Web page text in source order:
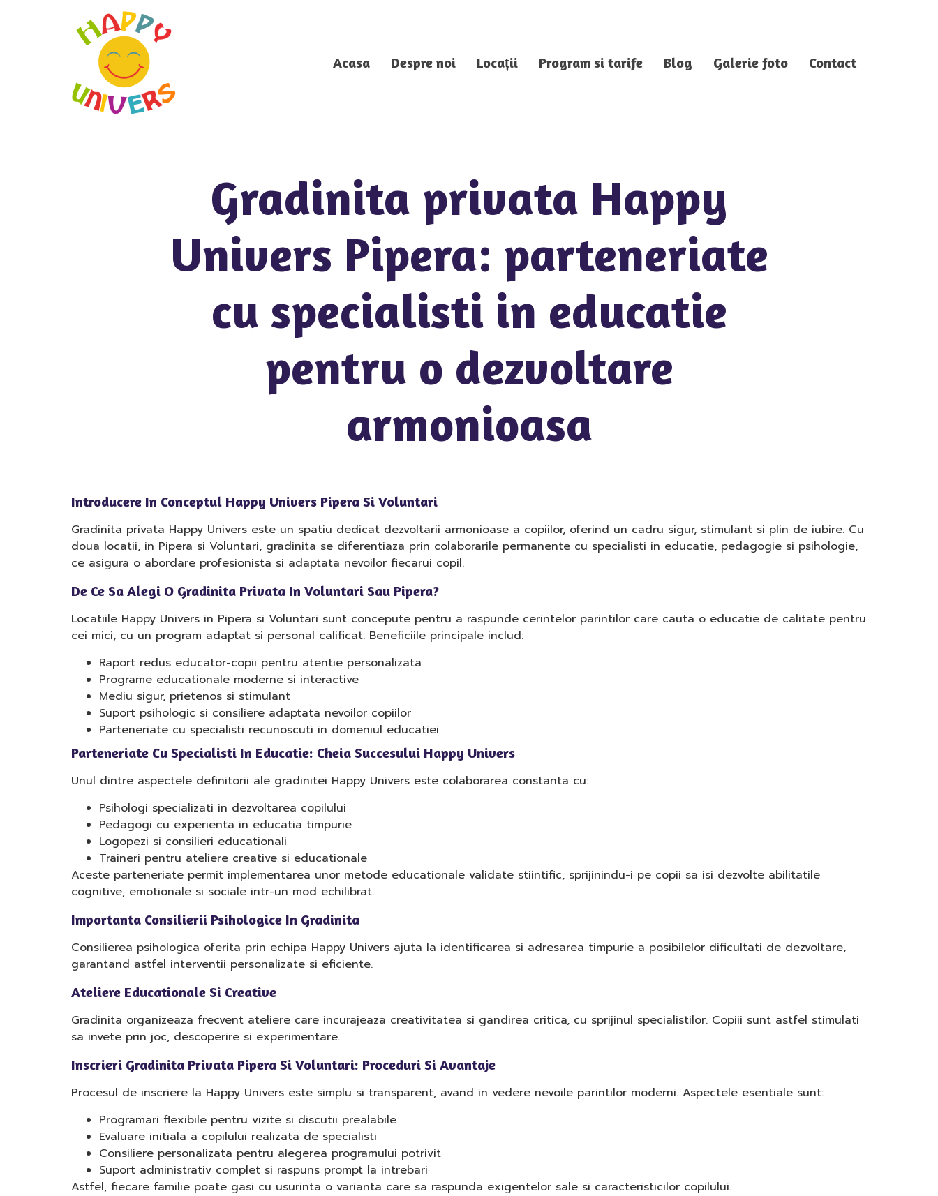
Acasa Despre noi Locații Program si tarife Blog Galerie foto Contact
Gradinita privata Happy
Univers Pipera: parteneriate
cu specialisti in educatie
pentru o dezvoltare
armonioasa
Introducere In Conceptul Happy Univers Pipera Si Voluntari
Gradinita privata Happy Univers este un spatiu dedicat dezvoltarii armonioase a copiilor, oferind un cadru sigur, stimulant si plin de iubire. Cu
doua locatii, in Pipera si Voluntari, gradinita se diferentiaza prin colaborarile permanente cu specialisti in educatie, pedagogie si psihologie,
ce asigura o abordare profesionista si adaptata nevoilor fiecarui copil.
De Ce Sa Alegi O Gradinita Privata In Voluntari Sau Pipera?
Locatiile Happy Univers in Pipera si Voluntari sunt concepute pentru a raspunde cerintelor parintilor care cauta o educatie de calitate pentru
cei mici, cu un program adaptat si personal calificat. Beneficiile principale includ:
Raport redus educator-copii pentru atentie personalizata
Programe educationale moderne si interactive
Mediu sigur, prietenos si stimulant
Suport psihologic si consiliere adaptata nevoilor copiilor
Parteneriate cu specialisti recunoscuti in domeniul educatiei
Parteneriate Cu Specialisti In Educatie: Cheia Succesului Happy Univers
Unul dintre aspectele definitorii ale gradinitei Happy Univers este colaborarea constanta cu:
Psihologi specializati in dezvoltarea copilului
Pedagogi cu experienta in educatia timpurie
Logopezi si consilieri educationali
Traineri pentru ateliere creative si educationale
Aceste parteneriate permit implementarea unor metode educationale validate stiintific, sprijinindu-i pe copii sa isi dezvolte abilitatile
cognitive, emotionale si sociale intr-un mod echilibrat.
Importanta Consilierii Psihologice In Gradinita
Consilierea psihologica oferita prin echipa Happy Univers ajuta la identificarea si adresarea timpurie a posibilelor dificultati de dezvoltare,
garantand astfel interventii personalizate si eficiente.
Ateliere Educationale Si Creative
Gradinita organizeaza frecvent ateliere care incurajeaza creativitatea si gandirea critica, cu sprijinul specialistilor. Copiii sunt astfel stimulati
sa invete prin joc, descoperire si experimentare.
Inscrieri Gradinita Privata Pipera Si Voluntari: Proceduri Si Avantaje
Procesul de inscriere la Happy Univers este simplu si transparent, avand in vedere nevoile parintilor moderni. Aspectele esentiale sunt:
Programari flexibile pentru vizite si discutii prealabile
Evaluare initiala a copilului realizata de specialisti
Consiliere personalizata pentru alegerea programului potrivit
Suport administrativ complet si raspuns prompt la intrebari
Astfel, fiecare familie poate gasi cu usurinta o varianta care sa raspunda exigentelor sale si caracteristicilor copilului.